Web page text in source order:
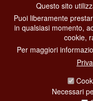
Dipartimento
Via di San Basilio, 51
00187 Roma
Questo sito
Puoi liberamente
in qualsiasi momento,
cookie,
Per maggiori
Necessari